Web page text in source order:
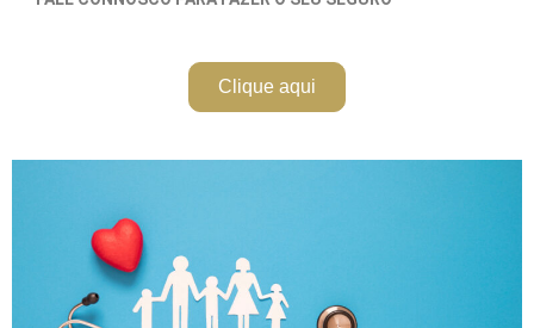
Clique aqui